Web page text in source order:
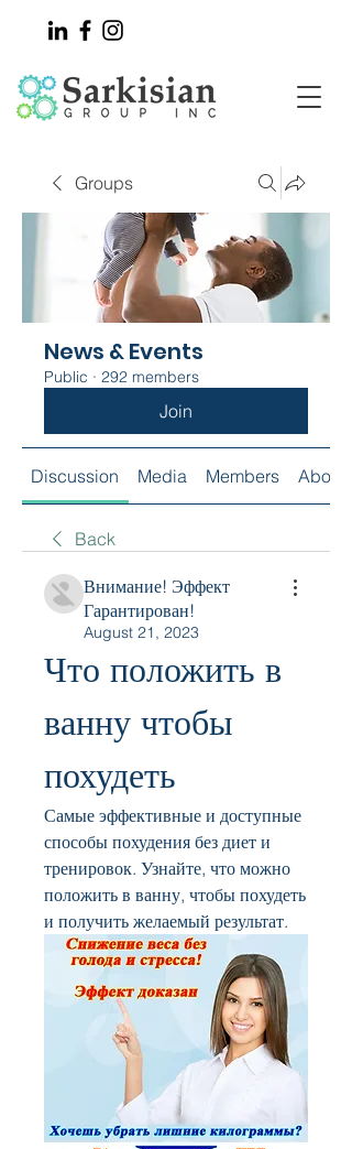
Groups
News & Events
Public · 292 members
Join
Discussion Media Members About
Back
Внимание! Эффект
Гарантирован!
August 21, 2023
Что положить в
ванну чтобы
похудеть
Самые эффективные и доступные
способы похудения без диет и
тренировок. Узнайте, что можно
положить в ванну, чтобы похудеть
и получить желаемый результат.